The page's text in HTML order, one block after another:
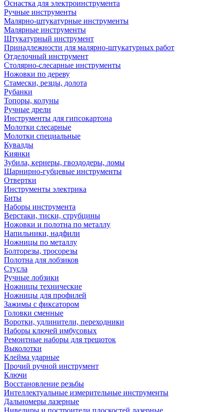
Оснастка для электроинструмента
Ручные инструменты
Малярно-штукатурные инструменты
Малярные инструменты
Штукатурный инструмент
Принадлежности для малярно-штукатурных работ
Отделочный инструмент
Столярно-слесарные инструменты
Ножовки по дереву
Стамески, резцы, долота
Рубанки
Топоры, колуны
Ручные дрели
Инструменты для гипсокартона
Молотки слесарные
Молотки специальные
Кувалды
Киянки
Зубила, кернеры, гвоздодеры, ломы
Шарнирно-губцевые инструменты
Отвертки
Инструменты электрика
Биты
Наборы инструмента
Верстаки, тиски, струбцины
Ножовки и полотна по металлу
Напильники, надфили
Ножницы по металлу
Болторезы, тросорезы
Полотна для лобзиков
Стусла
Ручные лобзики
Ножницы технические
Ножницы для профилей
Зажимы с фиксатором
Головки сменные
Воротки, удлинители, переходники
Наборы ключей имбусовых
Ремонтные наборы для трещоток
Выколотки
Клейма ударные
Прочий ручной инструмент
Ключи
Восстановление резьбы
Интеллектуальные измерительные инструменты
Дальномеры лазерные
Нивелиры и построители плоскостей лазерные